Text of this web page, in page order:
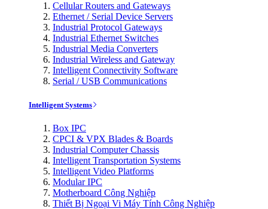
Cellular Routers and Gateways
Ethernet / Serial Device Servers
Industrial Protocol Gateways
Industrial Ethernet Switches
Industrial Media Converters
Industrial Wireless and Gateway
Intelligent Connectivity Software
Serial / USB Communications
Intelligent Systems
Box IPC
CPCI & VPX Blades & Boards
Industrial Computer Chassis
Intelligent Transportation Systems
Intelligent Video Platforms
Modular IPC
Motherboard Công Nghiệp
Thiết Bị Ngoại Vi Máy Tính Công Nghiệp